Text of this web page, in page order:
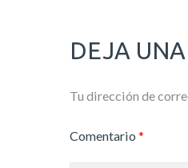
DEJA UNA
Tu dirección de
Comentario *